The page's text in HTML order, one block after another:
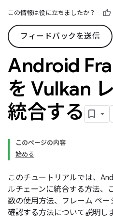
この情報は役に立ちましたか？
フィードバックを送信
Android
を Vulkan
統合する
このページの内容
始める
このチュートリアルでは、
ルチェーンに統合する方法、
数の使用方法、フレーム ペ
確認する方法について説明し